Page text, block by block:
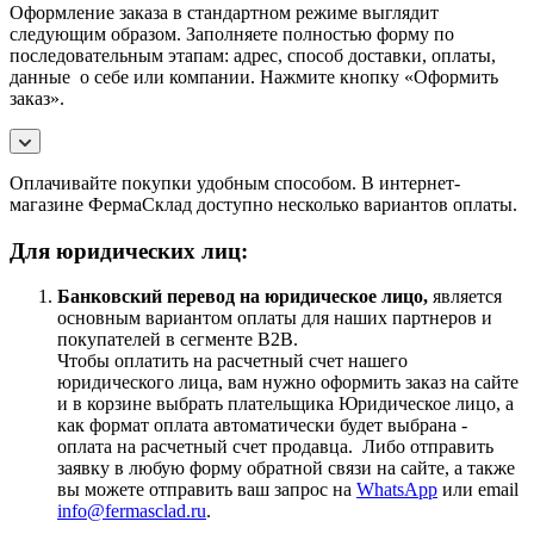
Оформление заказа в стандартном режиме выглядит
следующим образом. Заполняете полностью форму по
последовательным этапам: адрес, способ доставки, оплаты,
данные о себе или компании. Нажмите кнопку «Оформить
заказ».
Оплачивайте покупки удобным способом. В интернет-
магазине ФермаСклад доступно несколько вариантов оплаты.
Для юридических лиц:
Банковский перевод на юридическое лицо, является
основным вариантом оплаты для наших партнеров и
покупателей в сегменте B2B.
Чтобы оплатить на расчетный счет нашего
юридического лица, вам нужно оформить заказ на сайте
и в корзине выбрать плательщика Юридическое лицо, а
как формат оплата автоматически будет выбрана -
оплата на расчетный счет продавца. Либо отправить
заявку в любую форму обратной связи на сайте, а также
вы можете отправить ваш запрос на WhatsApp или email
info@fermasclad.ru.